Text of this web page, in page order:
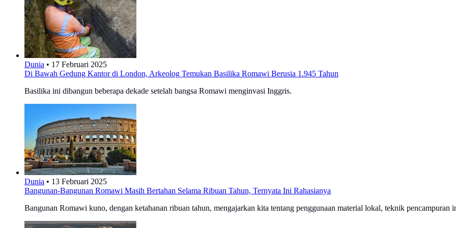
Dunia • 17 Februari 2025
Di Bawah Gedung Kantor di London, Arkeolog Temukan Basilika Romawi Berusia 1.945 Tahun
Basilika ini dibangun beberapa dekade setelah bangsa Romawi menginvasi Inggris.
Dunia • 13 Februari 2025
Bangunan-Bangunan Romawi Masih Bertahan Selama Ribuan Tahun, Ternyata Ini Rahasianya
Bangunan Romawi kuno, dengan ketahanan ribuan tahun, mengajarkan kita tentang penggunaan material lokal, teknik pencampuran